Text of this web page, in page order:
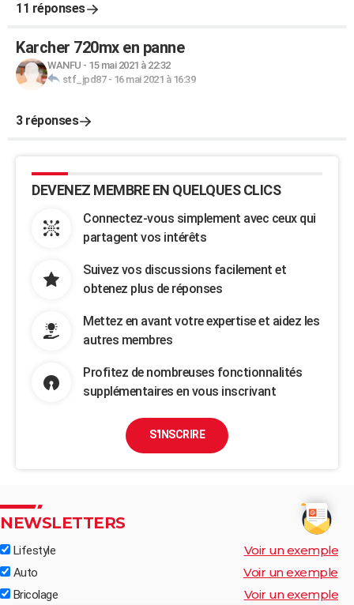
11 réponses
Karcher 720mx en panne
WANFU - 15 mai 2021 à 22:32
stf_jpd87- 16 mai 2021 à 16:39
3 réponses
DEVENEZ MEMBRE EN QUELQUES CLICS
Connectez-vous simplement avec ceux qui
partagent vos intérêts
Suivez vos discussions facilement et
obtenez plus de réponses
Mettez en avant votre expertise et aidez les
autres membres
Profitez de nombreuses fonctionnalités
supplémentaires en vous inscrivant
S'INSCRIRE
NEWSLETTERS
Lifestyle Voir un exemple
Auto Voir un exemple
Bricolage Voir un exemple